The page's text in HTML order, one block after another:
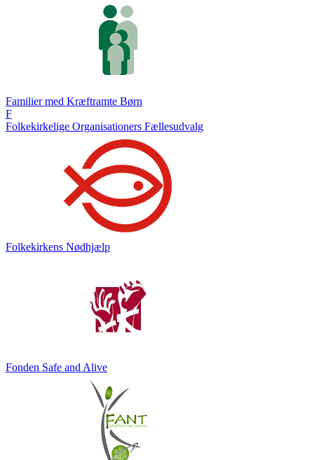
Familier med Kræftramte Børn
F
Folkekirkelige Organisationers Fællesudvalg
Folkekirkens Nødhjælp
Fonden Safe and Alive